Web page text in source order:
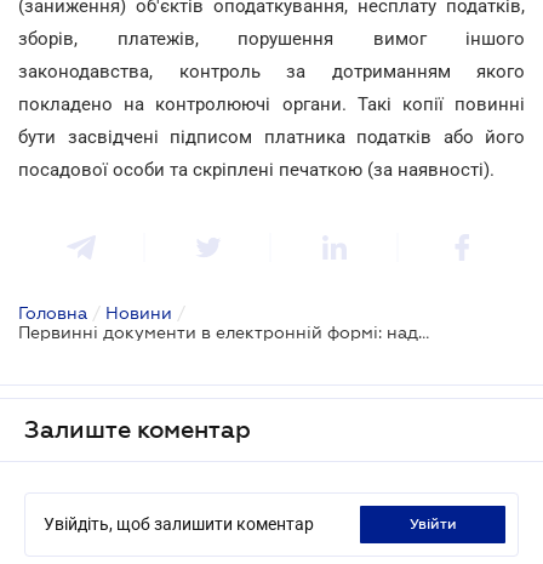
(заниження) об'єктів оподаткування, несплату податків,
зборів, платежів, порушення вимог іншого
законодавства, контроль за дотриманням якого
покладено на контролюючі органи. Такі копії повинні
бути засвідчені підписом платника податків або його
посадової особи та скріплені печаткою (за наявності).
Головна / Новини /
Первинні документи в електронній формі: надання при перевірці
Залиште коментар
Увійдіть, щоб залишити коментар увійти